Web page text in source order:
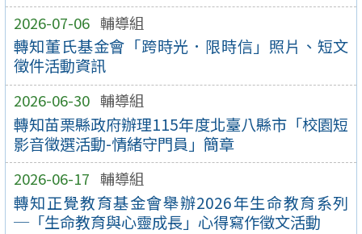
2026-07-06 輔導組
轉知董氏基金會「跨時光．限時信」照片、短文
徵件活動資訊
2026-06-30 輔導組
轉知苗栗縣政府辦理115年度北臺八縣市「校園短
影音徵選活動-情緒守門員」簡章
2026-06-17 輔導組
轉知正覺教育基金會舉辦2026年生命教育系列
─「生命教育與心靈成長」心得寫作徵文活動